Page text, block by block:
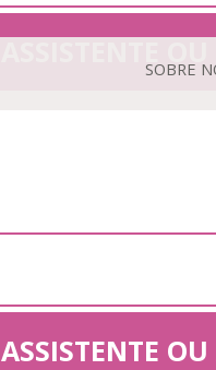
SOBRE
ASSISTENTE
ASSISTENTE